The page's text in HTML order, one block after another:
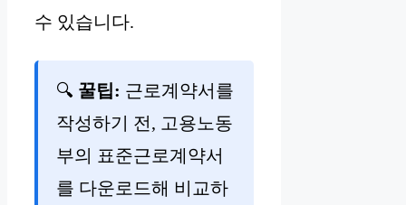
수 있습니다.
🔍 꿀팁: 근로계약서를
작성하기 전, 고용노동
부의 표준근로계약서
를 다운로드해 비교하